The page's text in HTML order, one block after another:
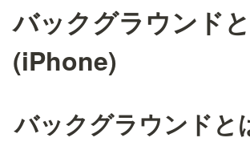
バックグラウンド
(iPhone)
バックグラウンドと